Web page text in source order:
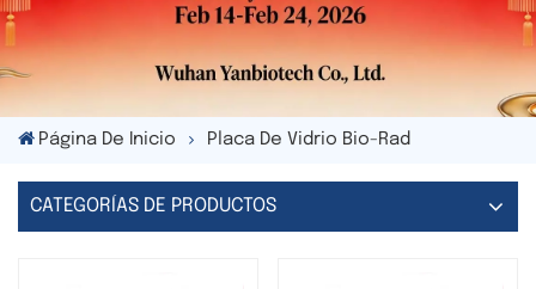
Página De Inicio Placa De Vidrio Bio-Rad
CATEGORÍAS DE PRODUCTOS